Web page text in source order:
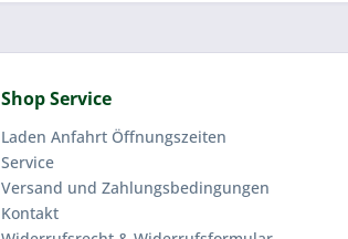
Shop Service
Laden Anfahrt Öffnungszeiten
Service
Versand und Zahlungsbedingungen
Kontakt